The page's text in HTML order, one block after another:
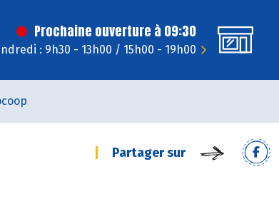
Prochaine ouverture à 09:30
: 9h30 - 13h00 / 15h00 - 19h00
Partager sur